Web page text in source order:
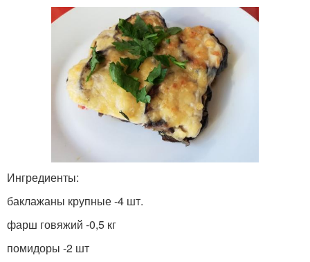
Ингредиенты:
баклажаны крупные -4 шт.
фарш говяжий -0,5 кг
помидоры -2 шт